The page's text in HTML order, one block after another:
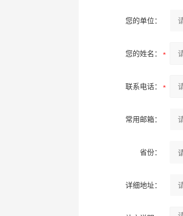
您的单位：
您的姓名：
联系电话：
常用邮箱：
省份：
详细地址：